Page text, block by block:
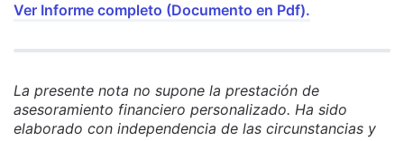
Ver Informe completo (Documento en Pdf).
La presente nota no supone la prestación de
asesoramiento financiero personalizado. Ha sido
elaborado con independencia de las circunstancias y